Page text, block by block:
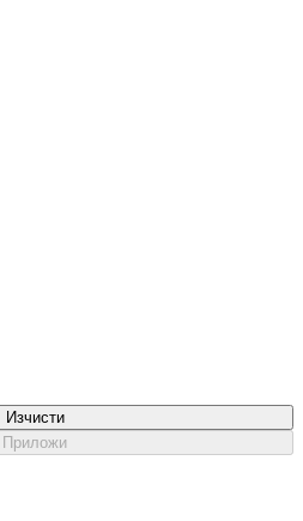
Изчисти
Приложи